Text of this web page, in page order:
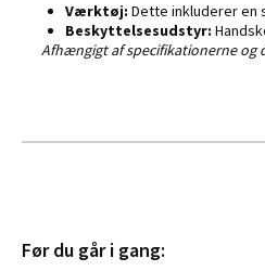
Værktøj: Dette inkluderer en
Beskyttelsesudstyr:
Afhængigt af specifikationerne og
Før du går i gang: